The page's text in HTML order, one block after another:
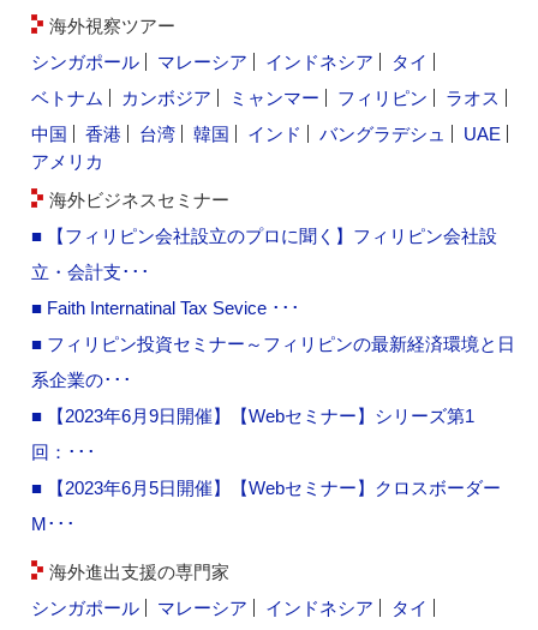
海外視察ツアー
シンガポール
マレーシア インドネシア
タイ
ベトナム
カンボジア ミャンマー フィリピン
ラオス
中国
香港 台湾 韓国 インド バングラデシュ
UAE
アメリカ
海外ビジネスセミナー
■ 【フィリピン会社設立のプロに聞く】フィリピン会社設
立・会計支･･･
■ Faith Internatinal Tax Sevice ･･･
■ フィリピン投資セミナー～フィリピンの最新経済環境と日
系企業の･･･
■ 【2023年6月9日開催】【Webセミナー】シリーズ第1
回：･･･
■ 【2023年6月5日開催】【Webセミナー】クロスボーダー
M･･･
海外進出支援の専門家
シンガポール
マレーシア インドネシア
タイ